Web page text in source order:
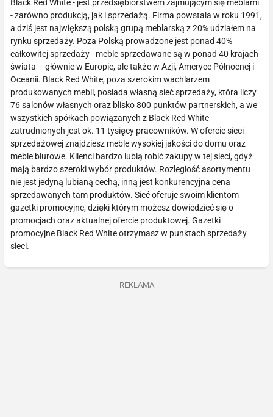
Black Red White - jest przedsiębiorstwem zajmującym się meblami
- zarówno produkcją, jak i sprzedażą. Firma powstała w roku 1991,
a dziś jest największą polską grupą meblarską z 20% udziałem na
rynku sprzedaży. Poza Polską prowadzone jest ponad 40%
całkowitej sprzedaży - meble sprzedawane są w ponad 40 krajach
świata – głównie w Europie, ale także w Azji, Ameryce Północnej i
Oceanii. Black Red White, poza szerokim wachlarzem
produkowanych mebli, posiada własną sieć sprzedaży, która liczy
76 salonów własnych oraz blisko 800 punktów partnerskich, a we
wszystkich spółkach powiązanych z Black Red White
zatrudnionych jest ok. 11 tysięcy pracowników. W ofercie sieci
sprzedażowej znajdziesz meble wysokiej jakości do domu oraz
meble biurowe. Klienci bardzo lubią robić zakupy w tej sieci, gdyż
mają bardzo szeroki wybór produktów. Rozległość asortymentu
nie jest jedyną lubianą cechą, inną jest konkurencyjna cena
sprzedawanych tam produktów. Sieć oferuje swoim klientom
gazetki promocyjne, dzięki którym możesz dowiedzieć się o
promocjach oraz aktualnej ofercie produktowej. Gazetki
promocyjne Black Red White otrzymasz w punktach sprzedaży
sieci.
REKLAMA